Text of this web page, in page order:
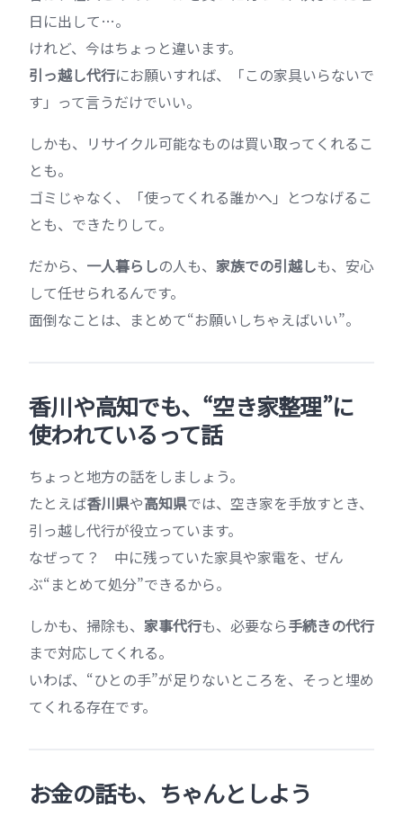
日に出して…。
けれど、今はちょっと違います。
引っ越し代行にお願いすれば、「この家具いらないで
す」って言うだけでいい。
しかも、リサイクル可能なものは買い取ってくれるこ
とも。
ゴミじゃなく、「使ってくれる誰かへ」とつなげるこ
とも、できたりして。
だから、 一人暮らしの人も、 家族での引越しも、安心
して任せられるんです。
面倒なことは、まとめて“お願いしちゃえばいい”。
香川や高知でも、“空き家整理”に
使われているって話
ちょっと地方の話をしましょう。
たとえば香川県や高知県では、空き家を手放すとき、
引っ越し代行が役立っています。
なぜって？ 中に残っていた家具や家電を、ぜん
ぶ“まとめて処分”できるから。
しかも、掃除も、 家事代行も、必要なら手続きの代行
まで対応してくれる。
いわば、“ひとの手”が足りないところを、そっと埋め
てくれる存在です。
お金の話も、ちゃんとしよう